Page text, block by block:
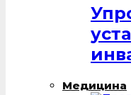
Медицина